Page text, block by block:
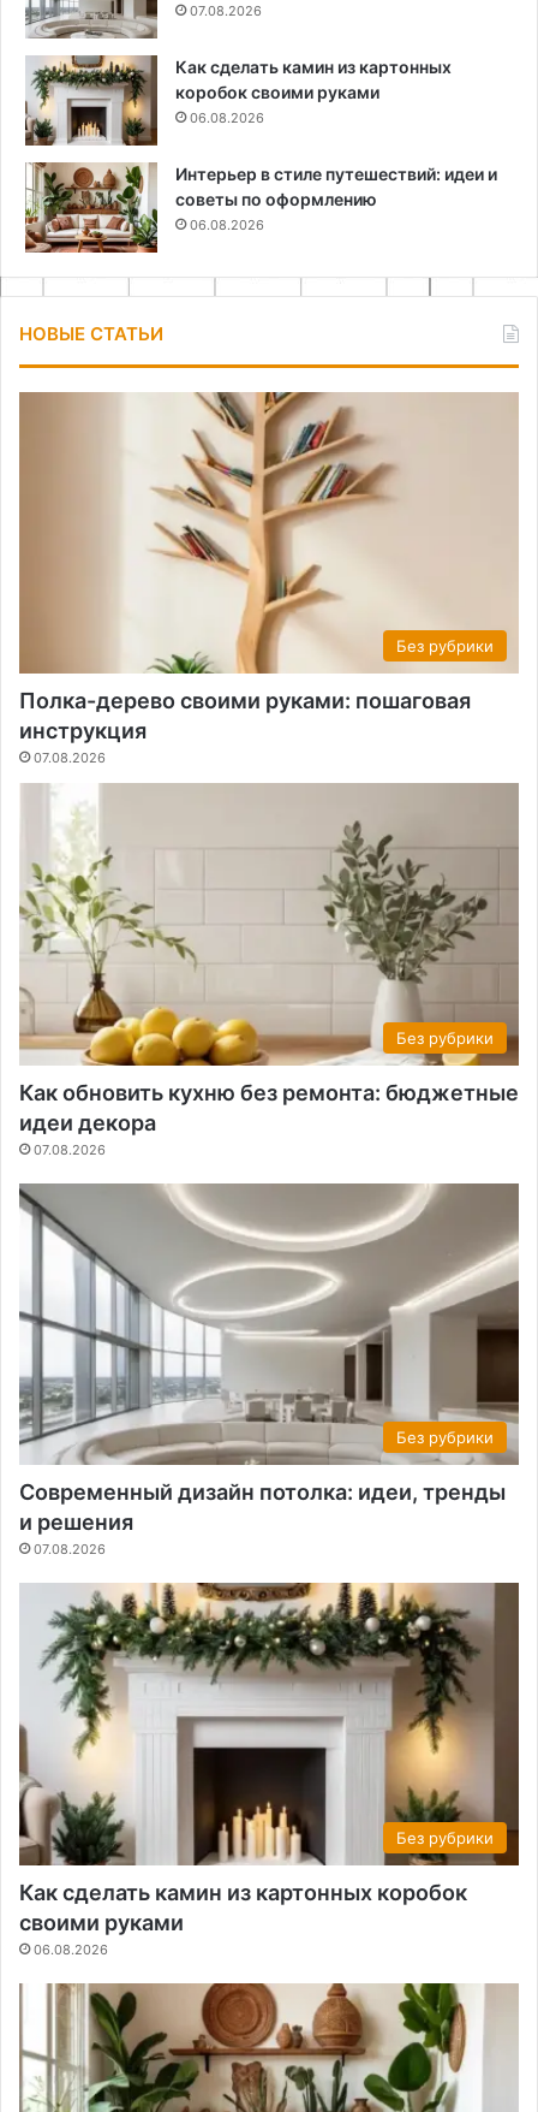
07.08.2026
Как сделать камин из картонных
коробок своими руками
06.08.2026
Интерьер в стиле путешествий: идеи и
советы по оформлению
06.08.2026
НОВЫЕ СТАТЬИ
Без рубрики
Полка-дерево своими руками: пошаговая
инструкция
07.08.2026
Без рубрики
Как обновить кухню без ремонта: бюджетные
идеи декора
07.08.2026
Без рубрики
Современный дизайн потолка: идеи, тренды
и решения
07.08.2026
Без рубрики
Как сделать камин из картонных коробок
своими руками
06.08.2026